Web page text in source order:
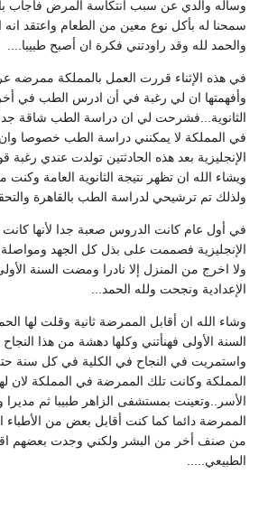
وسأله والدي عن سبب انتكاسة المرض فأجاب بان
سمحنا له بأكل نوع معين من الطعام واعتقد انه
والحمد لله وقد راودتني فكرة ان أصبح طبيبا....
في هذه الإثناء قررت العمل بالمملكة ممرضه
وأفهمتها ان لي رغبة في أن ادرس الطب في
الثانوية...فشرحت لي ان دراسة الطب شاقة جدا
في المملكة لا يمكنني دراسة الطب خصوصا وان
الإنجليزية بعد هذه الحادثتين تولدت عندي
ويشاء الله ان تظهر نتيجة الثانوية العامة وكنت
ولذلك تم ترشيحي لدراسة الطب بالقاهرة
في أول عام كانت الدروس صعبة جدا لأنها كانت
الإنجليزية فصممت على بذل كل الجهد ومواصلة
ولا اخرج من المنزل إلا نادرا ومضت السنة
الإعدادية ونجحت ولله الحمد...
وشاء الله ان أقابل الممرضة ثانية وقلت لها
السنة الأولى فهنأتني وكلها دهشة من هذا
واستمريت في النجاح في الكلية في كل سنة
المملكة وكانت تلك الممرضة في المملكة لان
الأسر..وتعينت بمستشفى الزاهر طبيبا ثم مديرا
الممرضة دائما كما كنت أقابل بعض من الأطباء
من صنف أخر من البشر ولكني وجدت بعضهم
الطبيعي.....